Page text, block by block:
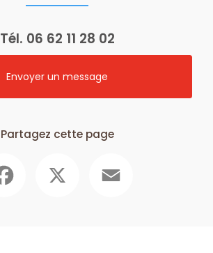
Tél. 06 62 11 28 02
Envoyer un message
Partagez cette page